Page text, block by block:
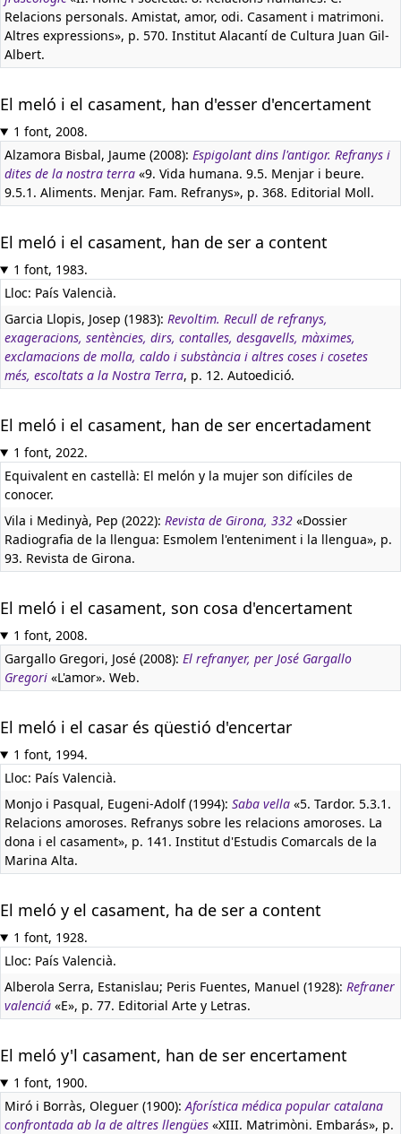
Relacions personals. Amistat, amor, odi. Casament i matrimoni.
Altres expressions», p. 570. Institut Alacantí de Cultura Juan Gil-
Albert.
El meló i el casament, han d'esser d'encertament
1 font, 2008.
Alzamora Bisbal, Jaume (2008): Espigolant dins l'antigor. Refranys i
dites de la nostra terra «9. Vida humana. 9.5. Menjar i beure.
9.5.1. Aliments. Menjar. Fam. Refranys», p. 368. Editorial Moll.
El meló i el casament, han de ser a content
1 font, 1983.
Lloc: País Valencià.
Garcia Llopis, Josep (1983): Revoltim. Recull de refranys,
exageracions, sentències, dirs, contalles, desgavells, màximes,
exclamacions de molla, caldo i substància i altres coses i cosetes
més, escoltats a la Nostra Terra, p. 12. Autoedició.
El meló i el casament, han de ser encertadament
1 font, 2022.
Equivalent en castellà: El melón y la mujer son difíciles de
conocer.
Vila i Medinyà, Pep (2022): Revista de Girona, 332 «Dossier
Radiografia de la llengua: Esmolem l'enteniment i la llengua», p.
93. Revista de Girona.
El meló i el casament, son cosa d'encertament
1 font, 2008.
Gargallo Gregori, José (2008): El refranyer, per José Gargallo
Gregori «L'amor». Web.
El meló i el casar és qüestió d'encertar
1 font, 1994.
Lloc: País Valencià.
Monjo i Pasqual, Eugeni-Adolf (1994): Saba vella «5. Tardor. 5.3.1.
Relacions amoroses. Refranys sobre les relacions amoroses. La
dona i el casament», p. 141. Institut d'Estudis Comarcals de la
Marina Alta.
El meló y el casament, ha de ser a content
1 font, 1928.
Lloc: País Valencià.
Alberola Serra, Estanislau; Peris Fuentes, Manuel (1928): Refraner
valenciá «E», p. 77. Editorial Arte y Letras.
El meló y'l casament, han de ser encertament
1 font, 1900.
Miró i Borràs, Oleguer (1900):Aforística médica popular catalana
confrontada ab la de altres llengües «XIII. Matrimòni. Embarás», p.